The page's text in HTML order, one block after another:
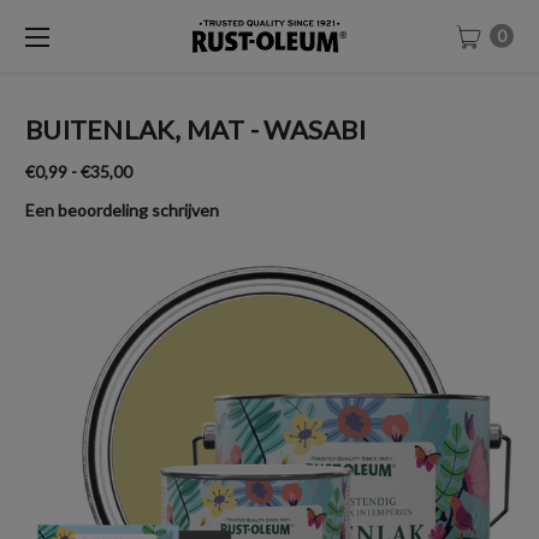
0
BUITENLAK, MAT - WASABI
€0,99 - €35,00
Een beoordeling schrijven